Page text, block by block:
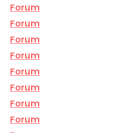
Forum
Forum
Forum
Forum
Forum
Forum
Forum
Forum